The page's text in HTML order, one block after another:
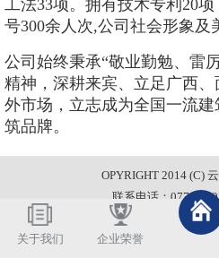
工法33项。拥有技术专利20
号300余人次,公司社会形象及
公司始终秉承“敬业勤勉、雷
精神，深耕来宾、立足广西
外市场，立志成为全国一流
筑品牌。
OPYRIGHT 2014 (C)
联系电话：0772-
关于我们 企业荣誉